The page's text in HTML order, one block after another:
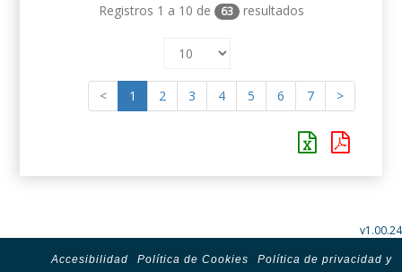
Registros 1 a 10 de 63 resultados
< 1 2 3 4 5 6 7 >
v1.00.24
Accesibilidad Política de Cookies
Política de privacidad y